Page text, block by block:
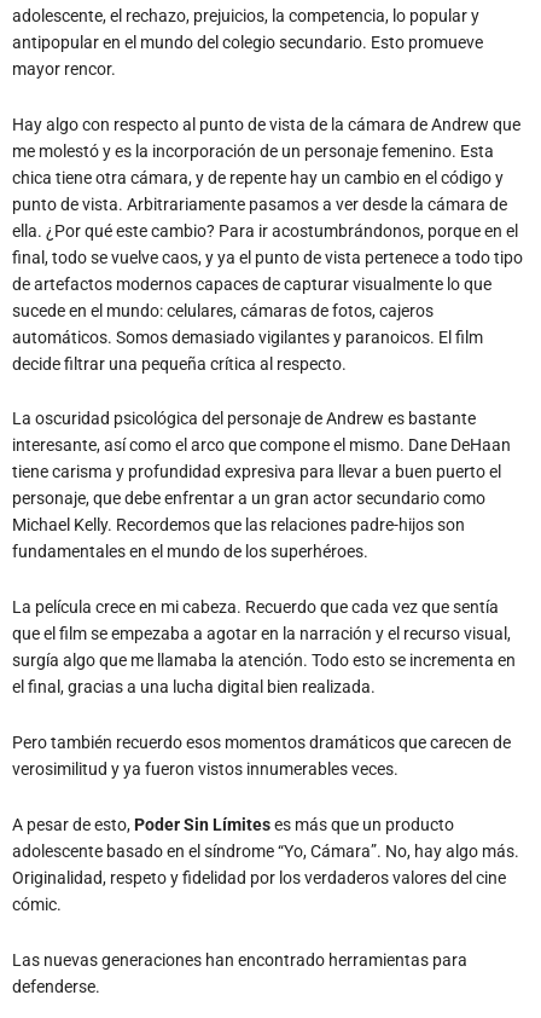
adolescente, el rechazo, prejuicios, la competencia, lo popular y
antipopular en el mundo del colegio secundario. Esto promueve
mayor rencor.
Hay algo con respecto al punto de vista de la cámara de Andrew que
me molestó y es la incorporación de un personaje femenino. Esta
chica tiene otra cámara, y de repente hay un cambio en el código y
punto de vista. Arbitrariamente pasamos a ver desde la cámara de
ella. ¿Por qué este cambio? Para ir acostumbrándonos, porque en el
final, todo se vuelve caos, y ya el punto de vista pertenece a todo tipo
de artefactos modernos capaces de capturar visualmente lo que
sucede en el mundo: celulares, cámaras de fotos, cajeros
automáticos. Somos demasiado vigilantes y paranoicos. El film
decide filtrar una pequeña crítica al respecto.
La oscuridad psicológica del personaje de Andrew es bastante
interesante, así como el arco que compone el mismo. Dane DeHaan
tiene carisma y profundidad expresiva para llevar a buen puerto el
personaje, que debe enfrentar a un gran actor secundario como
Michael Kelly. Recordemos que las relaciones padre-hijos son
fundamentales en el mundo de los superhéroes.
La película crece en mi cabeza. Recuerdo que cada vez que sentía
que el film se empezaba a agotar en la narración y el recurso visual,
surgía algo que me llamaba la atención. Todo esto se incrementa en
el final, gracias a una lucha digital bien realizada.
Pero también recuerdo esos momentos dramáticos que carecen de
verosimilitud y ya fueron vistos innumerables veces.
A pesar de esto,Poder Sin Límiteses más que un producto
adolescente basado en el síndrome “Yo, Cámara”. No, hay algo más.
Originalidad, respeto y fidelidad por los verdaderos valores del cine
cómic.
Las nuevas generaciones han encontrado herramientas para
defenderse.